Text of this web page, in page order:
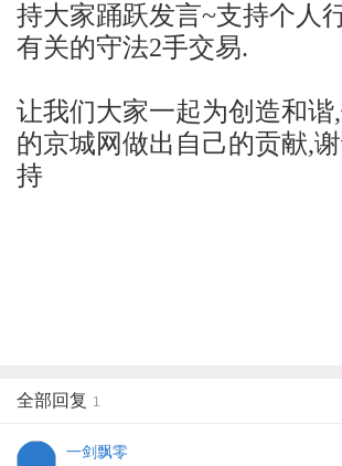
持大家踊跃发言~支持个人
有关的守法2手交易.
让我们大家一起为创造和谐
的京城网做出自己的贡献,
持
全部回复 1
一剑飘零